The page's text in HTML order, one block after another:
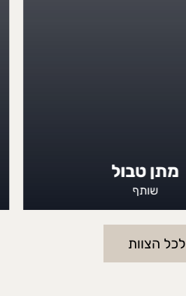
מתן טבול
שותף
לכל הצוות